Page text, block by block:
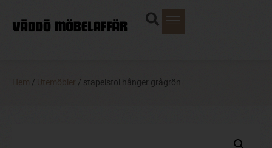
Hem / Utemöbler / stapelstol hånger grågrön